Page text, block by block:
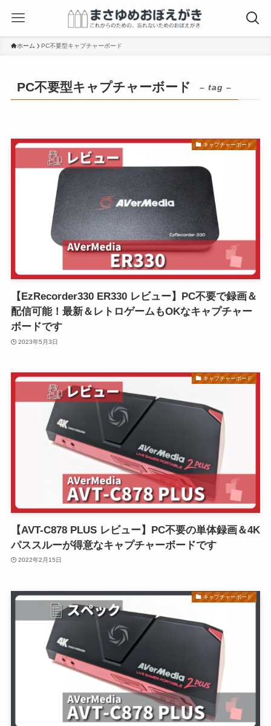
ホーム PC不要型キャプチャーボード
PC不要型キャプチャーボード – tag –
キャプチャーボード
【EzRecorder330 ER330 レビュー】PC不要で録画＆
配信可能！最新＆レトロゲームもOKなキャプチャー
ボードです
2023年5月3日
キャプチャーボード
【AVT-C878 PLUS レビュー】PC不要の単体録画＆4K
パススルーが得意なキャプチャーボードです
2022年2月15日
キャプチャーボード